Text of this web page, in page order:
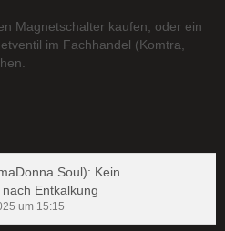
Magnetschalter kaufen, oder ein
im Fachhandel (Komtra,
Soul): Kein
Entkalkung
um 15:15